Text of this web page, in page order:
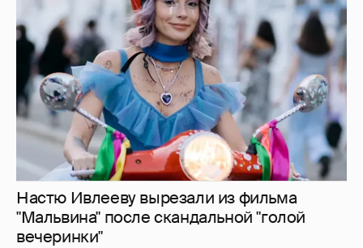
Настю Ивлееву вырезали из фильма
"Мальвина" после скандальной "голой
вечеринки"